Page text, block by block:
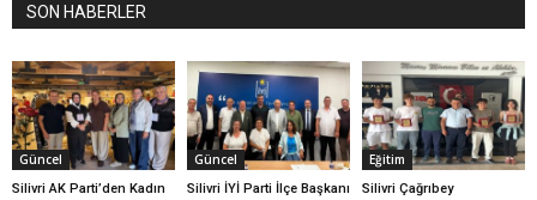
SON HABERLER
Güncel
Silivri AK Parti’den Kadın
Güncel
Silivri İYİ Parti İlçe Başkanı
Eğitim
Silivri Çağrıbey